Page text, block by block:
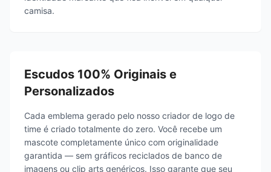
camisa.
Escudos 100% Originais e
Personalizados
Cada emblema gerado pelo nosso criador de logo de
time é criado totalmente do zero. Você recebe um
mascote completamente único com originalidade
garantida — sem gráficos reciclados de banco de
imagens ou clip arts genéricos. Isso garante que seu